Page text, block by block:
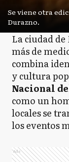
Se viene otra
Durazno.
La ciudad de
más de
combina
y cultura
Nacional
como un
locales se
los eventos
Ads